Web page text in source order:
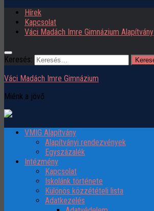
Hírek
Kapcsolat
Váci Madách Imre Gimnázium Alapítvány
Keresés:
Váci Madách Imre Gimnázium
Miénk a jövő
VMIG Alapítvány
Alapítványi rendezvények
Egyszázalék
Intézmény
Kapcsolat
Iskolánk története
Különös közzétételi lista
Adatkezelés